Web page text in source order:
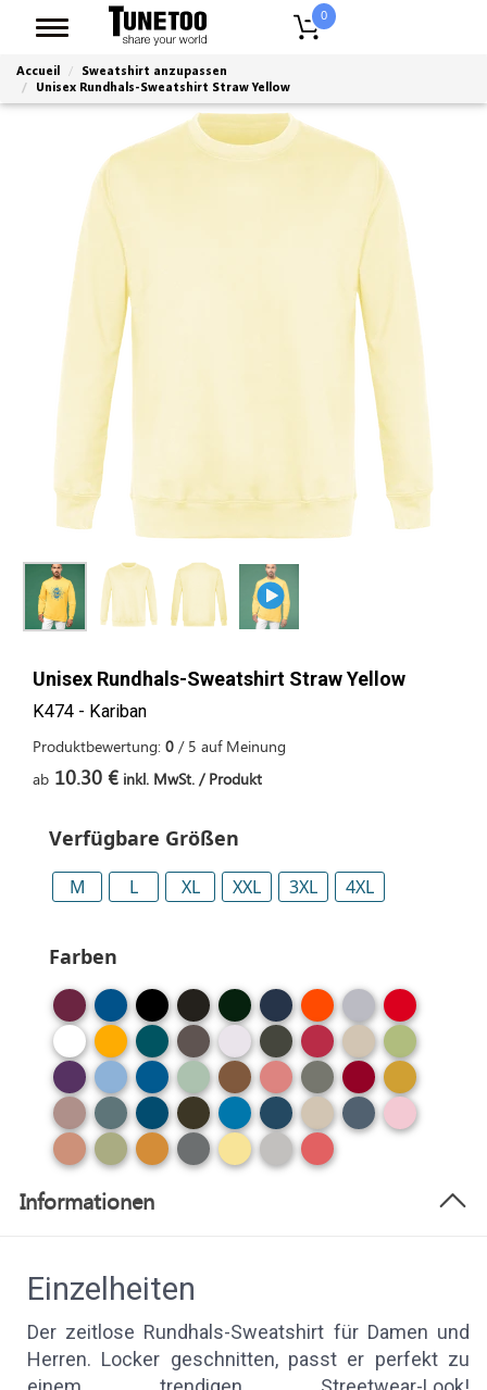
0
Accueil
Sweatshirt anzupassen
Unisex Rundhals-Sweatshirt Straw Yellow
Unisex Rundhals-Sweatshirt Straw Yellow
K474 - Kariban
Produktbewertung: 0 / 5 auf Meinung
ab 10.30 € inkl. MwSt. / Produkt
Verfügbare Größen
M L XL XXL 3XL 4XL
Farben
Informationen
Einzelheiten
Der zeitlose Rundhals-Sweatshirt für Damen und
Herren. Locker geschnitten, passt er perfekt zu